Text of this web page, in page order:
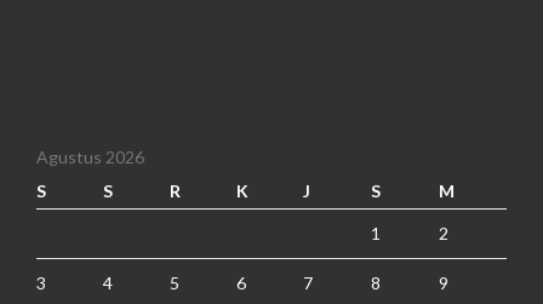
Agustus 2026
S
S R K J S M
1 2
3 4 5 6 7 8 9